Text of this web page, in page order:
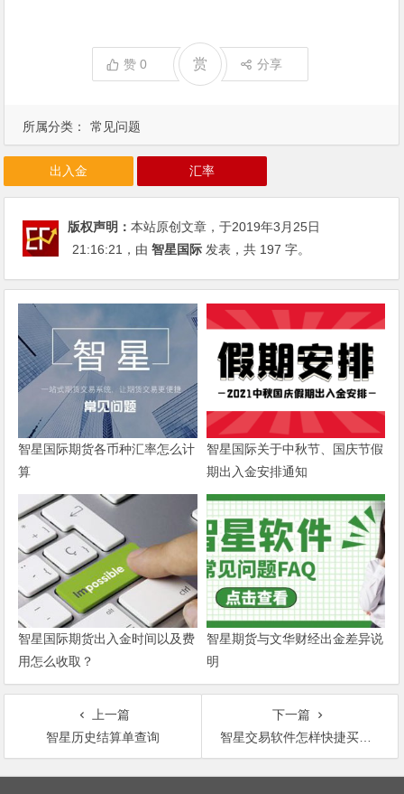
所属分类： 常见问题
赞0 赏 分享
出入金 汇率
版权声明：本站原创文章，于2019年3月25日
21:16:21 ，由智星国际 发表，共 197 字。
智星国际期货各币种汇率怎么计
算
智星国际关于中秋节、国庆节假
期出入金安排通知
智星国际期货出入金时间以及费
用怎么收取？
智星期货与文华财经出金差异说
明
上一篇
智星历史结算单查询
下一篇
智星交易软件怎样快捷买卖，一键下单?
文